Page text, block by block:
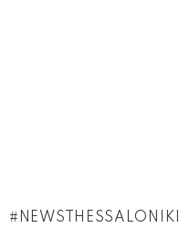
NEWSTHESSALONIKI